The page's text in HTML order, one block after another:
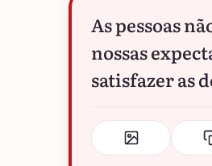
As pessoas
nossas
satisfazer as